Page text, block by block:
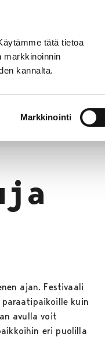
tätä tietoa
markkinoinnin
kannalta.
Markkinointi
ajan. Festivaali
kuin
avulla voit
eri puolilla